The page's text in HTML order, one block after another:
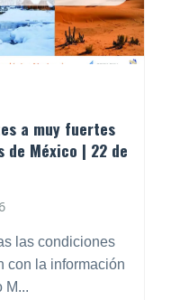
a muy fuertes
de México | 22 de
las condiciones
con la información
M...